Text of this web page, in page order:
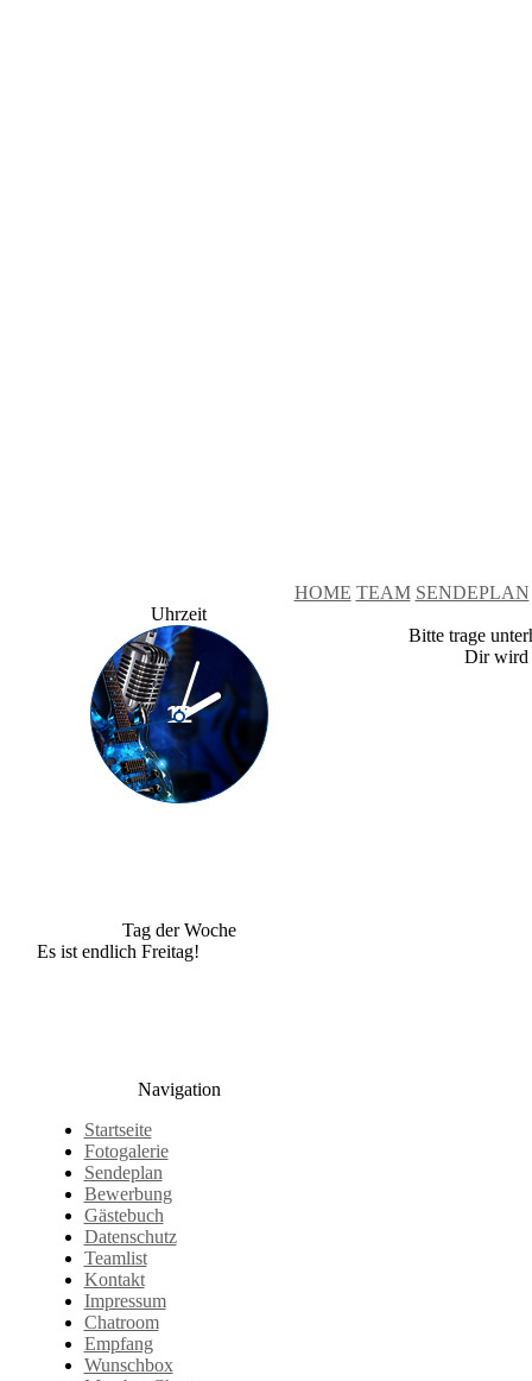
HOME TEAM SENDEPLAN
Uhrzeit
Tag der Woche
Es ist endlich Freitag!
Navigation
Startseite
Fotogalerie
Sendeplan
Bewerbung
Gästebuch
Datenschutz
Teamlist
Kontakt
Impressum
Chatroom
Empfang
Wunschbox
Bitte trage
Dir wird